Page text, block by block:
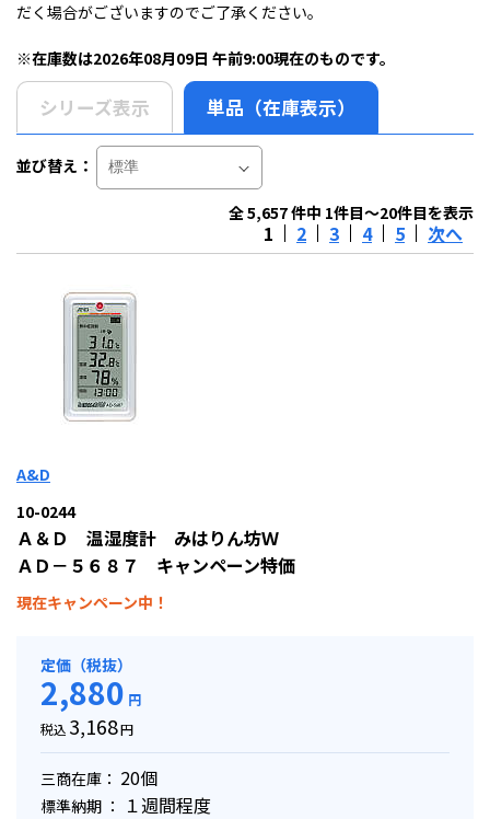
だく場合がございますのでご了承ください。
※在庫数は2026年08月09日 午前9:00現在のものです。
シリーズ表示 単品（在庫表示）
並び替え：
全 5,657 件中 1件目～20件目を表示
1 2 3 4 5 次へ
A&D
10-0244
Ａ＆Ｄ 温湿度計 みはりん坊Ｗ
ＡＤ－５６８７ キャンペーン特価
現在キャンペーン中！
定価（税抜）
2,880 円
税込 3,168円
三商在庫： 20個
標準納期 ： １週間程度